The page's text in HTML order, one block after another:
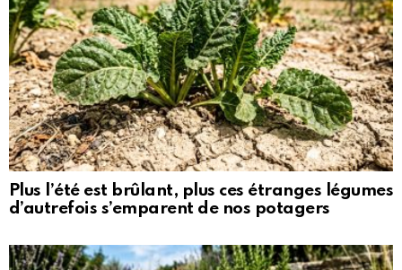
Plus l’été est brûlant, plus ces étranges légumes
d’autrefois s’emparent de nos potagers